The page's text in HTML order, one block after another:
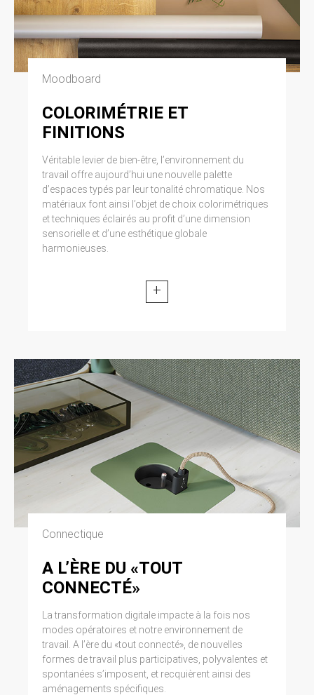
Moodboard
COLORIMÉTRIE ET
FINITIONS
Véritable levier de bien-être, l’environnement du
travail offre aujourd’hui une nouvelle palette
d’espaces typés par leur tonalité chromatique. Nos
matériaux font ainsi l’objet de choix colorimétriques
et techniques éclairés au profit d’une dimension
sensorielle et d’une esthétique globale
harmonieuses.
+
Connectique
A L’ÈRE DU «TOUT
CONNECTÉ»
La transformation digitale impacte à la fois nos
modes opératoires et notre environnement de
travail. A l’ère du «tout connecté», de nouvelles
formes de travail plus participatives, polyvalentes et
spontanées s’imposent, et recquièrent ainsi des
aménagements spécifiques.